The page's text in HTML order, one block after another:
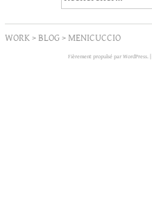
WORK>BLOG>MENICUCCIO
Fièrement propulsé par WordPress.